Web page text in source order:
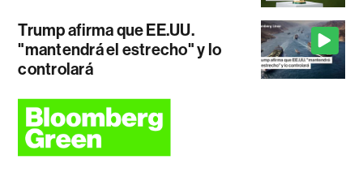
Trump afirma que EE.UU.
"mantendrá el estrecho" y lo
controlará